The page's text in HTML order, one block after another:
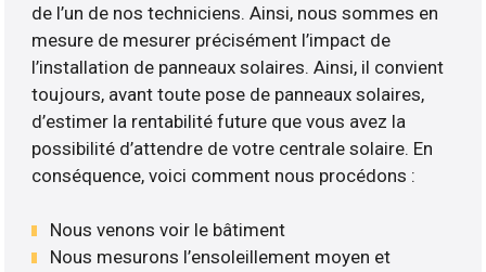
de l’un de nos techniciens. Ainsi, nous sommes en
mesure de mesurer précisément l’impact de
l’installation de panneaux solaires. Ainsi, il convient
toujours, avant toute pose de panneaux solaires,
d’estimer la rentabilité future que vous avez la
possibilité d’attendre de votre centrale solaire. En
conséquence, voici comment nous procédons :
Nous venons voir le bâtiment
Nous mesurons l’ensoleillement moyen et